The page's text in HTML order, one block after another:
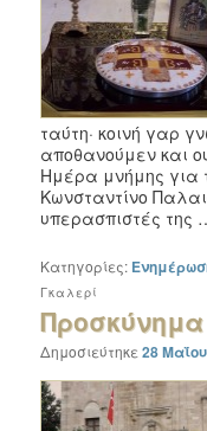
ταύτη· κοινή γαρ
αποθανούμεν και
Ημέρα μνήμης για
Κωνσταντίνο
υπερασπιστές
Κατηγορίες:
Προσκύνημα
Γκαλερί
Δημοσιεύτηκε28